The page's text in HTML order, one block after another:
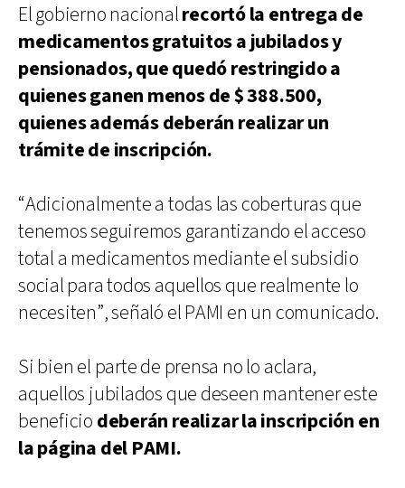
El gobierno nacionalrecortó la entrega de
medicamentos gratuitos a jubilados y
pensionados, que quedó restringido a
quienes ganen menos de $ 388.500,
quienes además deberán realizar un
trámite de inscripción.
“Adicionalmente a todas las coberturas que
tenemos seguiremos garantizando el acceso
total a medicamentos mediante el subsidio
social para todos aquellos que realmente lo
necesiten”, señaló el PAMI en un comunicado.
Si bien el parte de prensa no lo aclara,
aquellos jubilados que deseen mantener este
beneficio deberán realizar la inscripción en
la página del PAMI.